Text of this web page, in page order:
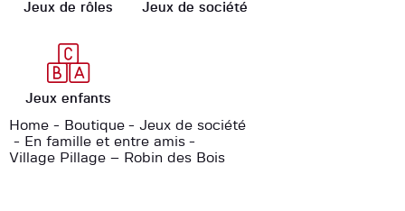
Jeux de rôles Jeux de société
Jeux enfants
Home Boutique
Jeux de société
En famille et entre amis
Village Pillage – Robin des Bois